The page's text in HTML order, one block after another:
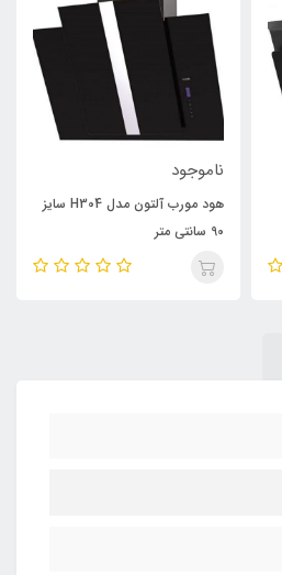
ناموجود
هود مورب آلتون مدل H304 سایز
90 سانتی متر